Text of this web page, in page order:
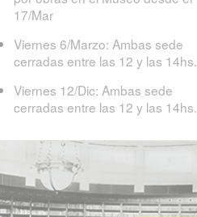
17/Mar
Viernes 6/Marzo: Ambas sede
cerradas entre las 12 y las 14hs.
Viernes 12/Dic: Ambas sede
cerradas entre las 12 y las 14hs.